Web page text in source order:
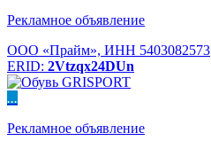
Рекламное объявление
ООО «Прайм», ИНН 5403082573
ERID: 2Vtzqx24DUn
...
Рекламное объявление